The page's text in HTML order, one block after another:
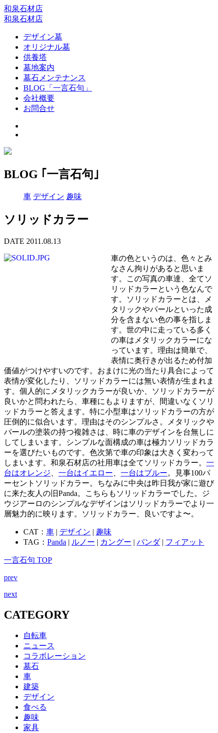
和泉石材店
和泉石材店
デザイン墓
オリジナル墓
供養塔
墓地案内
墓石メンテナンス
BLOG「一言石句」
会社概要
お問合せ
BLOG ｢一言石句｣
車 デザイン 趣味
ソリッドカラー
DATE 2011.08.13
車の色というのは、色々とみ
なさん拘りがあると思いま
す。この写真の車達、全てソ
リッドカラーという色なんで
す。ソリッドカラーとは、メ
タリックやパールといった成
分を含まない色の事を指しま
す。世の中に走っている多く
の車はメタリックカラーにな
っています。理由は簡単で、
表情に奥行きが出るため付加
価値がつけやすいのです。おまけに光の当たり具合によって
表情が変化したり、ソリッドカラーには無い表情が生まれま
す。個人的にメタリックカラーが良いか、ソリッドカラーが
良いかと問われたら、車種にもよりますが、間違いなくソリ
ッドカラーと答えます。特に小型車はソリッドカラーの方が
圧倒的に似合います。理由はそのシンプルさ。メタリックや
パールの塗装の持つ複雑さは、時に車のデザインを台無しに
してしまいます。シンプルな面構成の車は極力ソリッドカラ
ーを選びたいものです。色次第で車の印象は大きく変わって
しまいます。和泉石材店の社用車は全てソリッドカラー。 一
台はオレンジ
一台はイエロー 一台はブルー。見事100パ
ーセントソリッドカラー。ちなみに中央は昨日我が家に遊び
に来た友人の旧Panda。こちらもソリッドカラーでした。ジ
ウジアーロのシンプルなデザインはソリッドカラーでより一
層魅力的に映ります。ソリッドカラー、良いですよ〜。
CAT： 車 | デザイン | 趣味
TAG： Panda | ルノー | カングー | パンダ| フィアット
一言石句 TOP
prev
next
CATEGORY
自転車
ニュース
コラボレーション
墓石
車
建築
デザイン
食べる
趣味
家具